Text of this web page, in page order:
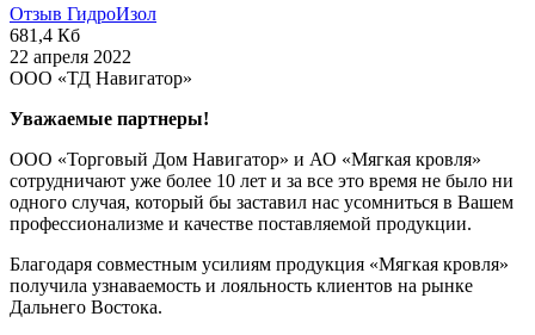
Отзыв ГидроИзол
681,4 Кб
22 апреля 2022
ООО «ТД Навигатор»
Уважаемые партнеры!
ООО «Торговый Дом Навигатор» и АО «Мягкая кровля»
сотрудничают уже более 10 лет и за все это время не было ни
одного случая, который бы заставил нас усомниться в Вашем
профессионализме и качестве поставляемой продукции.
Благодаря совместным усилиям продукция «Мягкая кровля»
получила узнаваемость и лояльность клиентов на рынке
Дальнего Востока.